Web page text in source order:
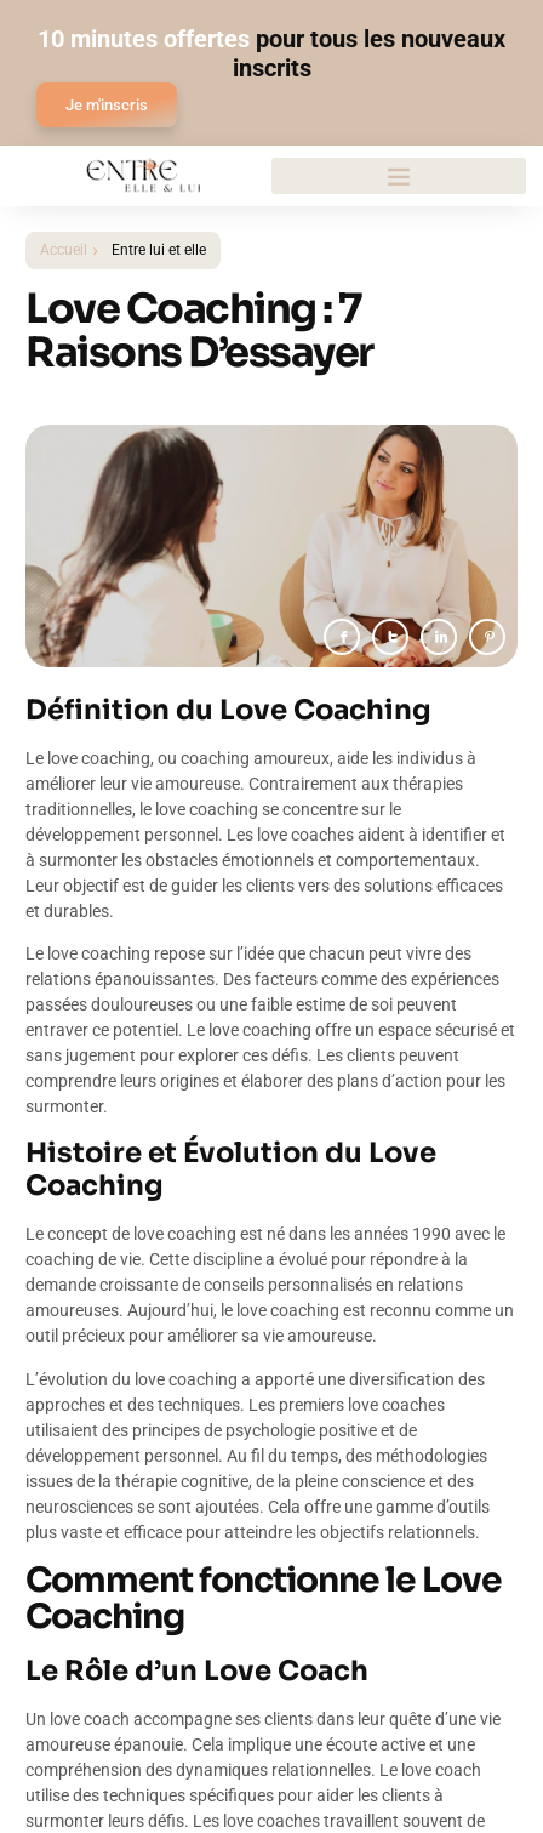
10 minutes offertes pour tous les nouveaux
inscrits
Je m'inscris
Accueil Entre lui et elle
Love Coaching : 7
Raisons D’essayer
Définition du Love Coaching
Le love coaching, ou coaching amoureux, aide les individus à
améliorer leur vie amoureuse. Contrairement aux thérapies
traditionnelles, le love coaching se concentre sur le
développement personnel. Les love coaches aident à identifier et
à surmonter les obstacles émotionnels et comportementaux.
Leur objectif est de guider les clients vers des solutions efficaces
et durables.
Le love coaching repose sur l’idée que chacun peut vivre des
relations épanouissantes. Des facteurs comme des expériences
passées douloureuses ou une faible estime de soi peuvent
entraver ce potentiel. Le love coaching offre un espace sécurisé et
sans jugement pour explorer ces défis. Les clients peuvent
comprendre leurs origines et élaborer des plans d’action pour les
surmonter.
Histoire et Évolution du Love
Coaching
Le concept de love coaching est né dans les années 1990 avec le
coaching de vie. Cette discipline a évolué pour répondre à la
demande croissante de conseils personnalisés en relations
amoureuses. Aujourd’hui, le love coaching est reconnu comme un
outil précieux pour améliorer sa vie amoureuse.
L’évolution du love coaching a apporté une diversification des
approches et des techniques. Les premiers love coaches
utilisaient des principes de psychologie positive et de
développement personnel. Au fil du temps, des méthodologies
issues de la thérapie cognitive, de la pleine conscience et des
neurosciences se sont ajoutées. Cela offre une gamme d’outils
plus vaste et efficace pour atteindre les objectifs relationnels.
Comment fonctionne le Love
Coaching
Le Rôle d’un Love Coach
Un love coach accompagne ses clients dans leur quête d’une vie
amoureuse épanouie. Cela implique une écoute active et une
compréhension des dynamiques relationnelles. Le love coach
utilise des techniques spécifiques pour aider les clients à
surmonter leurs défis. Les love coaches travaillent souvent de